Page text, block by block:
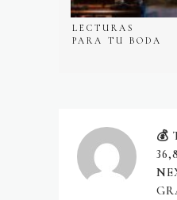
LECTURAS
PARA TU BODA
💰